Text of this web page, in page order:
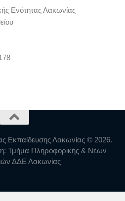
Ενότητας Λακωνίας
Εκπαίδευσης Λακωνίας © 2026.
Τμήμα Πληροφορικής & Νέων
ΔΔΕ Λακωνίας